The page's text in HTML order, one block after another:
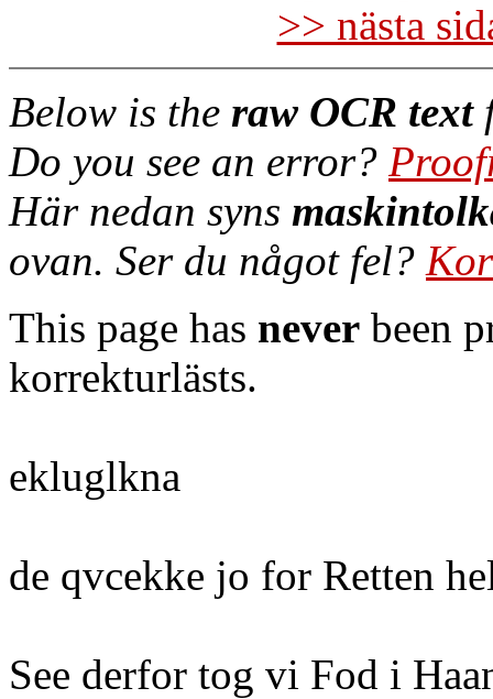
>> nästa
Below is the raw OCR text
Do you see an error?
Här nedan syns
ovan. Ser du något fel?
This page has never been
korrekturlästs.
ekluglkna
de qvcekke jo for Retten
See derfor tog vi Fod i